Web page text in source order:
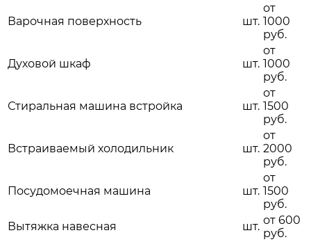
Варочная поверхность шт.
от
1000
руб.
Духовой шкаф шт.
от
1000
руб.
Стиральная машина встройка шт.
от
1500
руб.
Встраиваемый холодильник шт.
от
2000
руб.
Посудомоечная машина шт.
от
1500
руб.
Вытяжка навесная
шт. от 600
руб.